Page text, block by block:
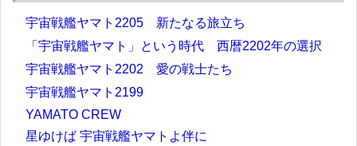
宇宙戦艦ヤマト2205 新たなる旅立ち
「宇宙戦艦ヤマト」という時代 西暦2202年の選択
宇宙戦艦ヤマト2202 愛の戦士たち
宇宙戦艦ヤマト2199
YAMATO CREW
星ゆけば 宇宙戦艦ヤマトよ伴に